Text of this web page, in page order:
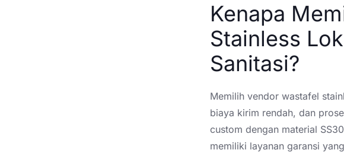
Kenapa
Stainless
Sanitasi?
Memilih vendor wastafel
biaya kirim rendah, dan
custom dengan material
memiliki layanan garansi